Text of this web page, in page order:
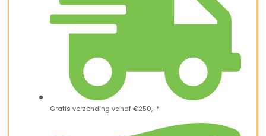
Gratis verzending vanaf €250,-*